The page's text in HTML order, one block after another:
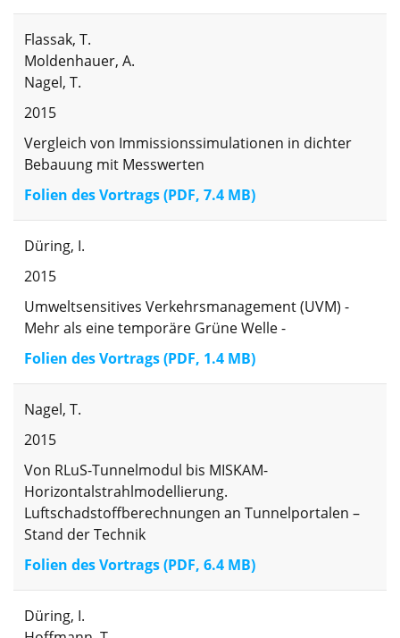
Flassak, T.
Moldenhauer, A.
Nagel, T.
2015
Vergleich von Immissionssimulationen in dichter
Bebauung mit Messwerten
Folien des Vortrags (PDF, 7.4 MB)
Düring, I.
2015
Umweltsensitives Verkehrsmanagement (UVM) -
Mehr als eine temporäre Grüne Welle -
Folien des Vortrags (PDF, 1.4 MB)
Nagel, T.
2015
Von RLuS-Tunnelmodul bis MISKAM-
Horizontalstrahlmodellierung.
Luftschadstoffberechnungen an Tunnelportalen –
Stand der Technik
Folien des Vortrags (PDF, 6.4 MB)
Düring, I.